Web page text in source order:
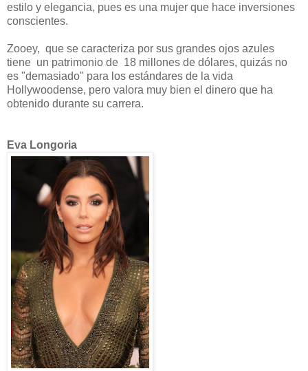
estilo y elegancia, pues es una mujer que hace inversiones
conscientes.
Zooey, que se caracteriza por sus grandes ojos azules
tiene un patrimonio de 18 millones de dólares, quizás no
es "demasiado" para los estándares de la vida
Hollywoodense, pero valora muy bien el dinero que ha
obtenido durante su carrera.
Eva Longoria